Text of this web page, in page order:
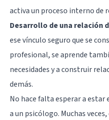
activa un proceso interno de
Desarrollo de una relación
ese vínculo seguro que se
profesional, se aprende
necesidades y a construir
demás.
No hace falta esperar a
a un psicólogo. Muchas